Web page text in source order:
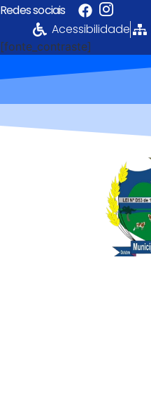
Redes sociais
Acessibilidade
[fonte_contraste]